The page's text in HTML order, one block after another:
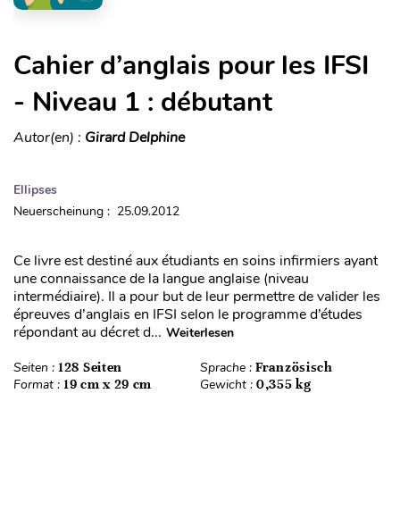
Cahier d’anglais pour les IFSI
- Niveau 1 : débutant
Autor(en) : Girard Delphine
Ellipses
Neuerscheinung : 25.09.2012
Ce livre est destiné aux étudiants en soins infirmiers ayant
une connaissance de la langue anglaise (niveau
intermédiaire). Il a pour but de leur permettre de valider les
épreuves d’anglais en IFSI selon le programme d’études
répondant au décret d... Weiterlesen
Seiten : 128 Seiten Sprache : Französisch
Format : 19 cm x 29 cm Gewicht : 0,355 kg